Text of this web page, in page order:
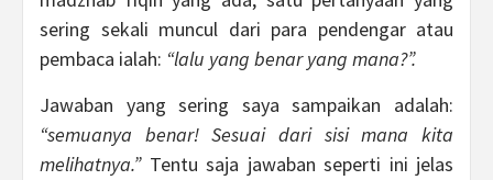
sering sekali muncul dari para pendengar atau
pembaca ialah: “lalu yang benar yang mana?”.
Jawaban yang sering saya sampaikan adalah:
“semuanya benar! Sesuai dari sisi mana kita
melihatnya.”Tentu saja jawaban seperti ini jelas